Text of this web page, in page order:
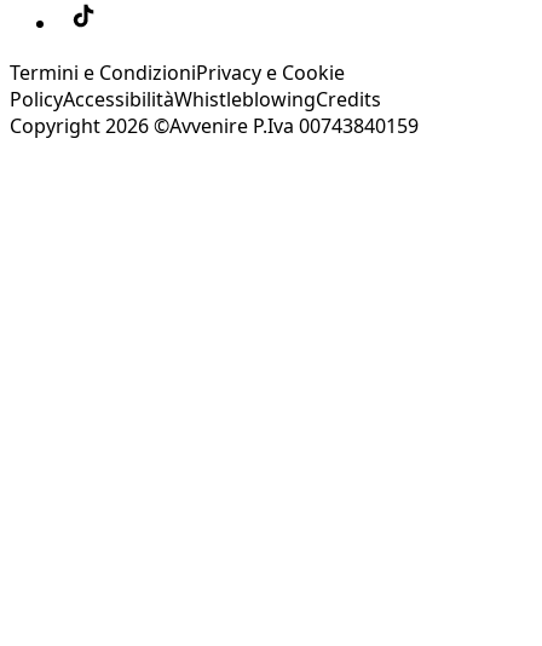
Termini e CondizioniPrivacy e Cookie
PolicyAccessibilitàWhistleblowingCredits
Copyright 2026 ©Avvenire P.Iva 00743840159